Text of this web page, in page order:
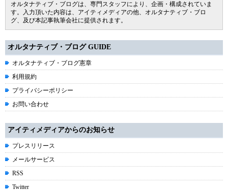
オルタナティブ・ブログは、専門スタッフにより、企画・構成されていま
す。入力頂いた内容は、アイティメディアの他、オルタナティブ・ブロ
グ、及び本記事執筆会社に提供されます。
オルタナティブ・ブログ GUIDE
オルタナティブ・ブログ憲章
利用規約
プライバシーポリシー
お問い合わせ
アイティメディアからのお知らせ
プレスリリース
メールサービス
RSS
Twitter